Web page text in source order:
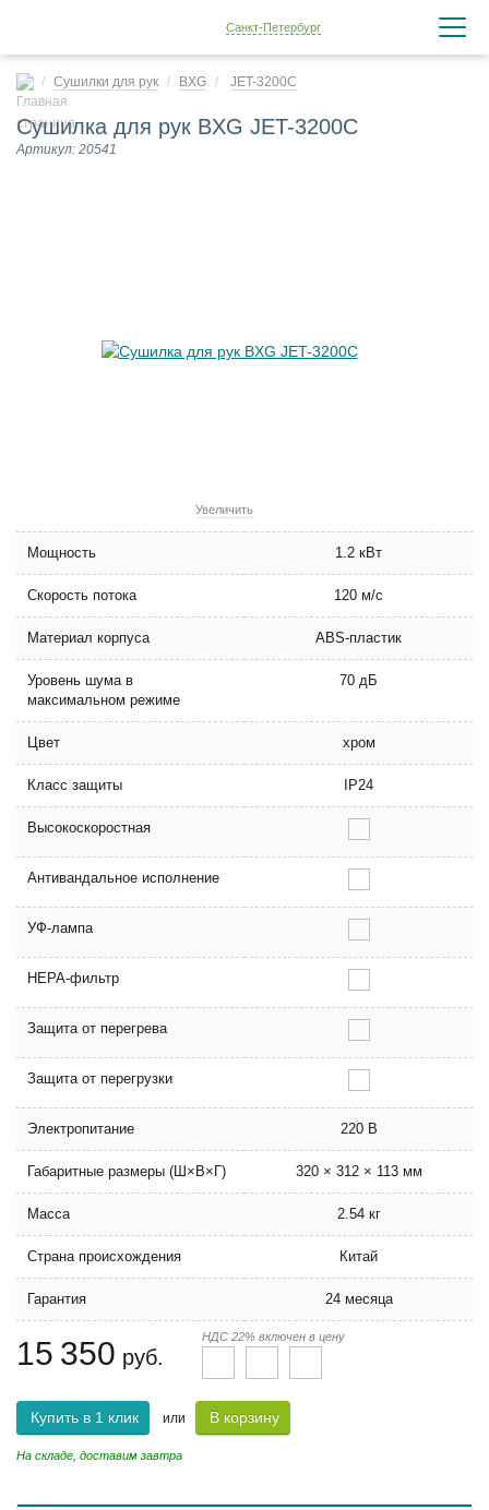
Санкт-Петербург
Сушилки для рук BXG JET-3200C
Сушилка для рук BXG JET-3200C
Артикул: 20541
Увеличить
Мощность 1.2 кВт
Скорость потока 120 м/с
Материал корпуса ABS-пластик
Уровень шума в
максимальном режиме
70 дБ
Цвет хром
Класс защиты IP24
Высокоскоростная
Антивандальное исполнение
УФ-лампа
HEPA-фильтр
Защита от перегрева
Защита от перегрузки
Электропитание 220 В
Габаритные размеры (Ш×В×Г) 320 × 312 × 113 мм
Масса 2.54 кг
Страна происхождения Китай
Гарантия 24 месяца
15 350 руб.
НДС 22% включен в цену
Купить в 1 клик или В корзину
На складе, доставим завтра